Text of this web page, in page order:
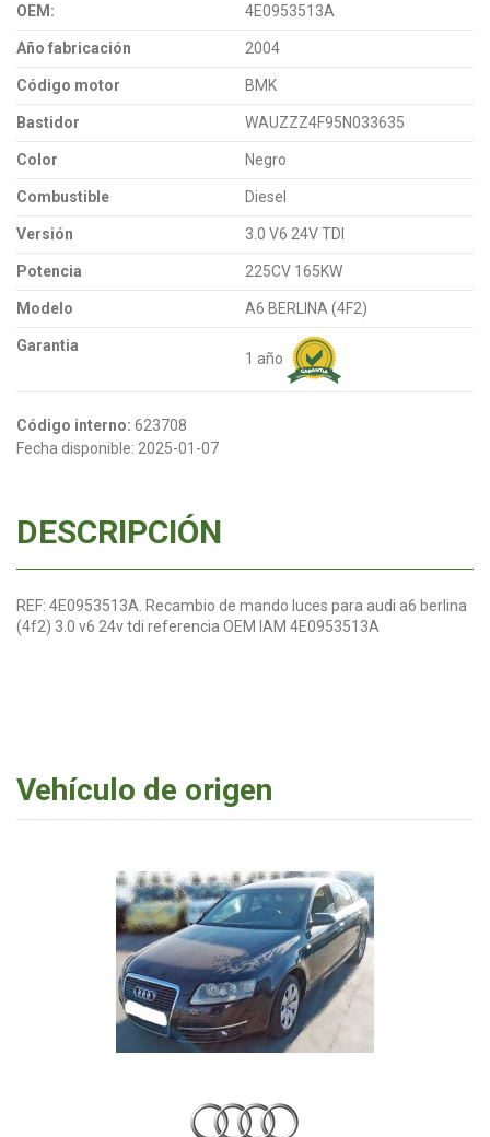
OEM: 4E0953513A
Año fabricación 2004
Código motor BMK
Bastidor WAUZZZ4F95N033635
Color Negro
Combustible Diesel
Versión 3.0 V6 24V TDI
Potencia 225CV 165KW
Modelo A6 BERLINA (4F2)
Garantia
1 año
Código interno: 623708
Fecha disponible: 2025-01-07
DESCRIPCIÓN
REF: 4E0953513A. Recambio de mando luces para audi a6 berlina
(4f2) 3.0 v6 24v tdi referencia OEM IAM 4E0953513A
Vehículo de origen